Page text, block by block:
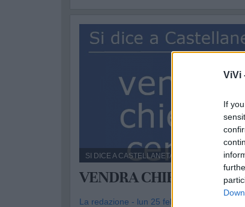
ViVi
If
SI DICE A CASTELLANETA
VENDRA CHIEN...
La redazione - lun 25 febbraio 2013